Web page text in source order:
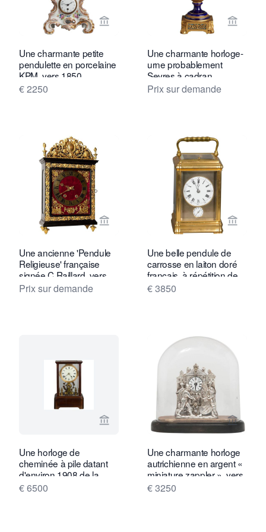
Voir la page vendeur de Toebosch
Une charmante petite
pendulette en porcelaine
KPM, vers 1850
€ 2250
Voir la
Une charmante horloge-
urne probablement
Sevres à cadran
annulaire sonnant, vers
Prix sur demande
Voir la page vendeur de Toebosch
Une ancienne 'Pendule
Religieuse' française
signée C Raillard, vers
1665
Prix sur demande
Voir la
Une belle pendule de
carrosse en laiton doré
français, à répétition de
quarts, dans un boîtier
€ 3850
Voir la page vendeur de Toebosch
Une horloge de
cheminée à pile datant
d'environ 1908 de la
société Eureka Clock Co
€ 6500
Voir la
Une charmante horloge
autrichienne en argent «
miniature zappler », vers
1840
€ 3250